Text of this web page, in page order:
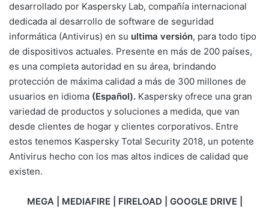
desarrollado por Kaspersky Lab, compañía internacional
dedicada al desarrollo de software de seguridad
informática (Antivirus) en su ultima versión, para todo tipo
de dispositivos actuales. Presente en más de 200 países,
es una completa autoridad en su área, brindando
protección de máxima calidad a más de 300 millones de
usuarios en idioma (Español). Kaspersky ofrece una gran
variedad de productos y soluciones a medida, que van
desde clientes de hogar y clientes corporativos. Entre
estos tenemos Kaspersky Total Security 2018, un potente
Antivirus hecho con los mas altos indices de calidad que
existen.
MEGA | MEDIAFIRE | FIRELOAD | GOOGLE DRIVE |